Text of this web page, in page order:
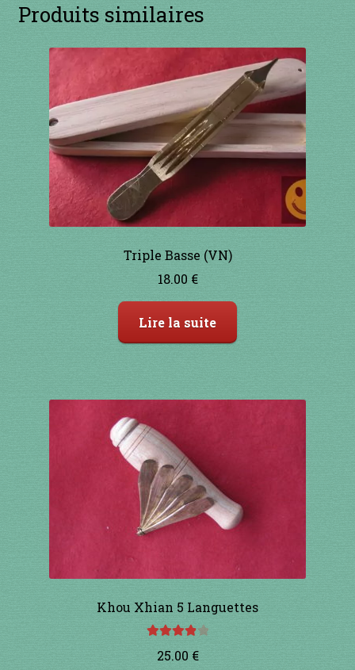
Panier
par prix
1 à 10€
11 à 20€
21 à 30€
31 à 40€
Produits similaires
Triple Basse (VN)
18.00 €
Lire la suite
Khou Xhian 5 Languettes
25.00 €